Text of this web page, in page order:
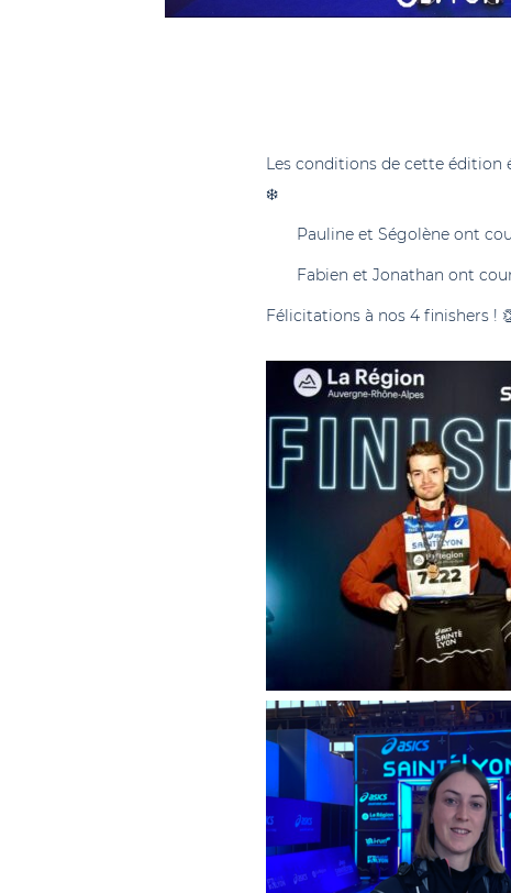
Les conditions de cette
❄️
Pauline et Ségolène ont
Fabien et Jonathan ont
Félicitations à nos 4 finishers !